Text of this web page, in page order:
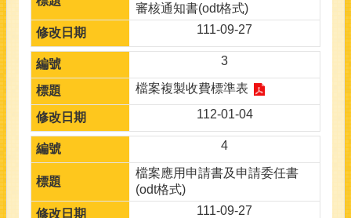
審核通知書(odt格式)
111-09-27
3
檔案複製收費標準表
112-01-04
4
檔案應用申請書及申請委任書
(odt格式)
111-09-27